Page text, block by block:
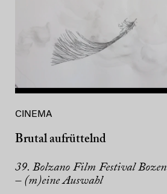
CINEMA
Brutal aufrüttelnd
39. Bolzano Film Festival Bozen
– (m)eine Auswahl